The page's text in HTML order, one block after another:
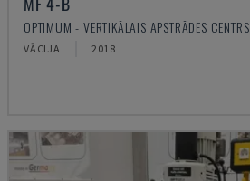
OPTIMUM - VERTIKĀLAIS APSTRĀDES CENTRS
VĀCIJA 2018